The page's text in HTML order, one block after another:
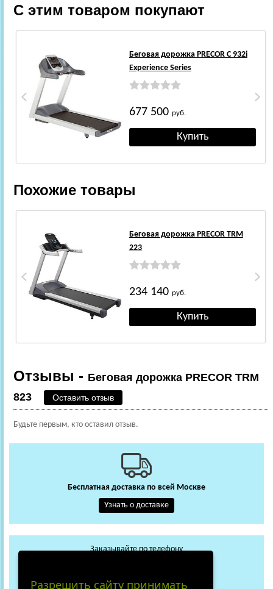
С этим товаром покупают
Беговая дорожка PRECOR C 932i
Experience Series
677 500 руб.
Похожие товары
Беговая дорожка PRECOR TRM
223
234 140 руб.
Отзывы - Беговая дорожка PRECOR TRM
823
Оставить отзыв
Будьте первым, кто оставил отзыв.
Бесплатная доставка по всей Москве
Узнать о доставке
Заказывайте по телефону
Разрешить сайту принимать